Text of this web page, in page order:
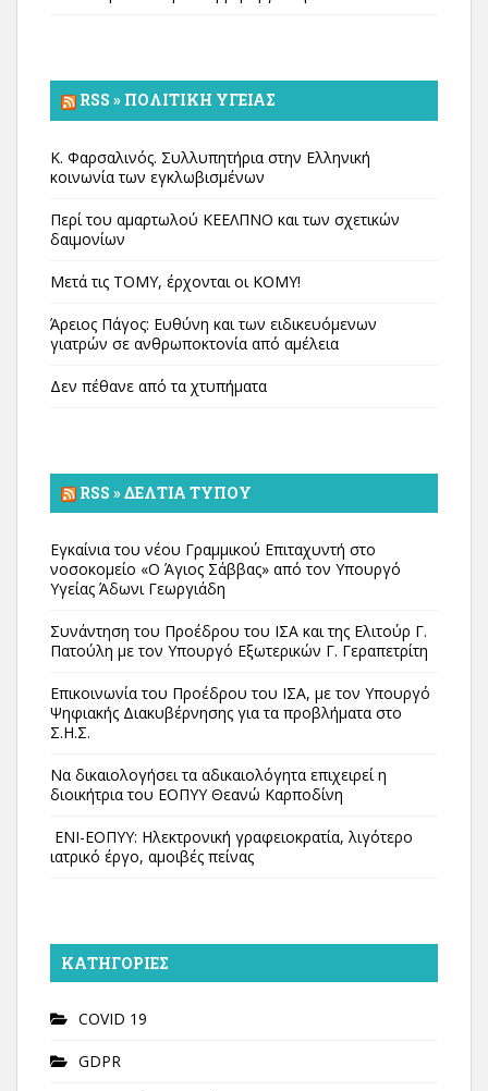
RSS » ΠΟΛΙΤΙΚΉ ΥΓΕΊΑΣ
Κ. Φαρσαλινός. Συλλυπητήρια στην Ελληνική
κοινωνία των εγκλωβισμένων
Περί του αμαρτωλού ΚΕΕΛΠΝΟ και των σχετικών
δαιμονίων
Μετά τις ΤΟΜΥ, έρχονται οι ΚΟΜΥ!
Άρειος Πάγος: Ευθύνη και των ειδικευόμενων
γιατρών σε ανθρωποκτονία από αμέλεια
Δεν πέθανε από τα χτυπήματα
RSS » ΔΕΛΤΊΑ ΤΎΠΟΥ
Εγκαίνια του νέου Γραμμικού Επιταχυντή στο
νοσοκομείο «Ο Άγιος Σάββας» από τον Υπουργό
Υγείας Άδωνι Γεωργιάδη
Συνάντηση του Προέδρου του ΙΣΑ και της Ελιτούρ Γ.
Πατούλη με τον Υπουργό Εξωτερικών Γ. Γεραπετρίτη
Επικοινωνία του Προέδρου του ΙΣΑ, με τον Υπουργό
Ψηφιακής Διακυβέρνησης για τα προβλήματα στο
Σ.Η.Σ.
Να δικαιολογήσει τα αδικαιολόγητα επιχειρεί η
διοικήτρια του ΕΟΠΥΥ Θεανώ Καρποδίνη
ΕΝΙ-ΕΟΠΥΥ: Ηλεκτρονική γραφειοκρατία, λιγότερο
ιατρικό έργο, αμοιβές πείνας
KΑΤΗΓΟΡΊΕΣ
COVID 19
GDPR